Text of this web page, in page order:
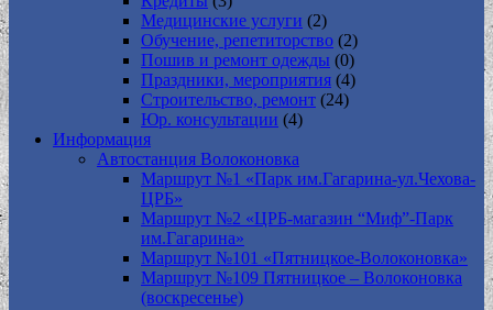
Медицинские услуги (2)
Обучение, репетиторство (2)
Пошив и ремонт одежды (0)
Праздники, мероприятия (4)
Строительство, ремонт (24)
Юр. консультации (4)
Информация
Автостанция Волоконовка
Маршрут №1 «Парк им.Гагарина-ул.Чехова-
ЦРБ»
Маршрут №2 «ЦРБ-магазин “Миф”-Парк
им.Гагарина»
Маршрут №101 «Пятницкое-Волоконовка»
Маршрут №109 Пятницкое – Волоконовка
(воскресенье)